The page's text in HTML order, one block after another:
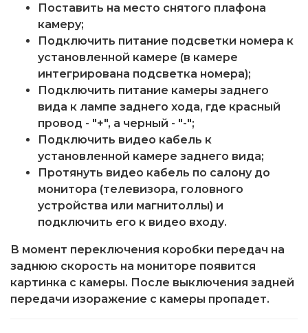
Поставить на место снятого плафона
камеру;
Подключить питание подсветки номера к
установленной камере (в камере
интегрирована подсветка номера);
Подключить питание камеры заднего
вида к лампе заднего хода, где красный
провод - "+", а черный - "-";
Подключить видео кабель к
установленной камере заднего вида;
Протянуть видео кабель по салону до
монитора (телевизора, головного
устройства или магнитоллы) и
подключить его к видео входу.
В момент переключения коробки передач на
заднюю скорость на мониторе появится
картинка с камеры. После выключения задней
передачи изоражение с камеры пропадет.